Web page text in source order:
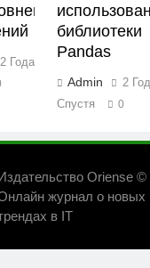
2 Года
библиотеки
Pandas
Admin
2
Спустя
0
Oriense ©
журнал о новых
в IT